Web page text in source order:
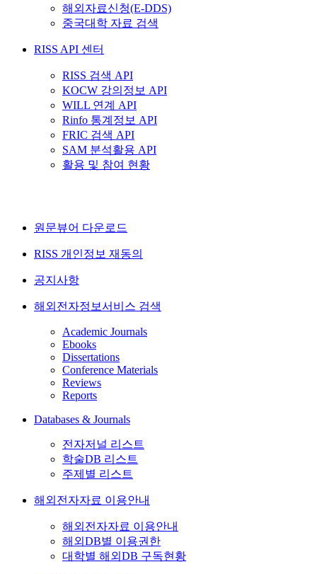
해외자료신청(E-DDS)
중국대학 자료 검색
RISS API 센터
RISS 검색 API
KOCW 강의정보 API
WILL 연계 API
Rinfo 통계정보 API
FRIC 검색 API
SAM 분석활용 API
활용 및 참여 현황
원문뷰어 다운로드
RISS 개인정보 재동의
공지사항
해외전자정보서비스 검색
Academic Journals
Ebooks
Dissertations
Conference Materials
Reviews
Reports
Databases & Journals
전자저널 리스트
학술DB 리스트
주제별 리스트
해외전자자료 이용안내
해외전자자료 이용안내
해외DB별 이용권한
대학별 해외DB 구독현황